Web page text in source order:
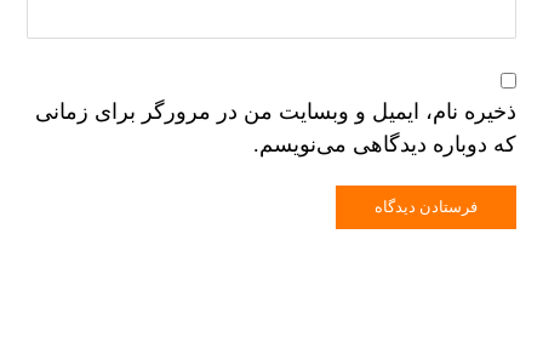
ذخیره نام، ایمیل و وبسایت من در مرورگر برای زمانی
که دوباره دیدگاهی می‌نویسم.
فرستادن دیدگاه